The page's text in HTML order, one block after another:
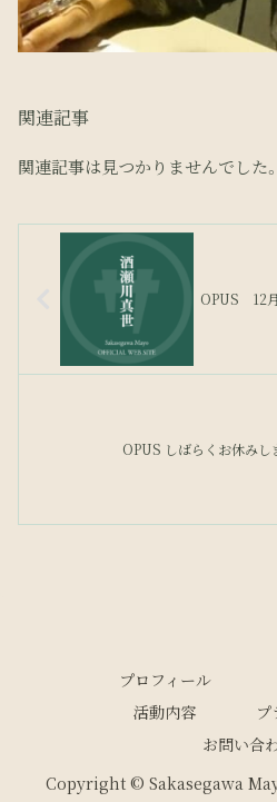
関連記事
関連記事は見つかりませんでした。
OPUS 12
OPUS しばらくお休みし
プロフィール
活動内容
お問い合
Copyright © Sakasegawa